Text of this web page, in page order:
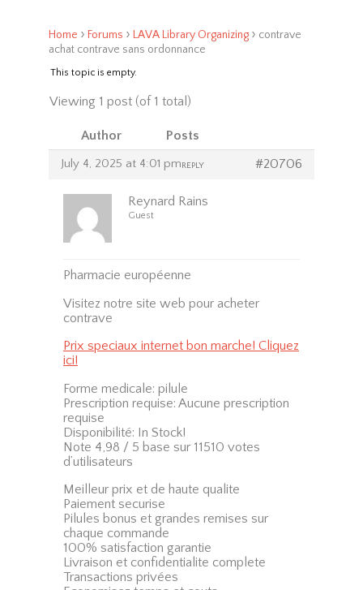
Home › Forums › LAVA Library Organizing › contrave
achat contrave sans ordonnance
This topic is empty.
Viewing 1 post (of 1 total)
Author Posts
July 4, 2025 at 4:01 pm #20706
REPLY
Reynard Rains
Guest
Pharmacie européenne
Visitez notre site web pour acheter
contrave
Prix speciaux internet bon marche! Cliquez
ici!
Forme medicale: pilule
Prescription requise: Aucune prescription
requise
Disponibilité: In Stock!
Note 4,98 / 5 base sur 11510 votes
d’utilisateurs
Meilleur prix et de haute qualite
Paiement securise
Pilules bonus et grandes remises sur
chaque commande
100% satisfaction garantie
Livraison et confidentialite complete
Transactions privées